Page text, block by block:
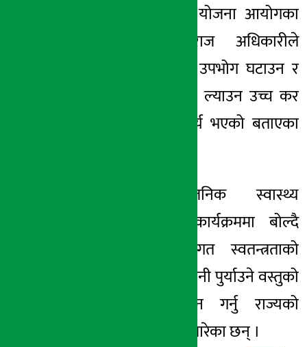
काठमाडौँ । राष्ट्रिय योजना आयोगका
पूर्वउपाध्यक्ष शिवराज अधिकारीले
हानिकारक वस्तुको उपभोग घटाउन र
जनस्वास्थ्यमा सुधार ल्याउन उच्च कर
दरको नीति अनिवार्य भएको बताएका
आइतबार सार्वजनिक स्वास्थ्य
करसम्बन्धी एक कार्यक्रममा बोल्दै
अधिकारीले व्यक्तिगत स्वतन्त्रताको
हानीपुर्याउने वस्तुको
उपभोगलाई नियमन गर्नु राज्यको
दायित्व भएको स्पष्ट पारेका छन् ।